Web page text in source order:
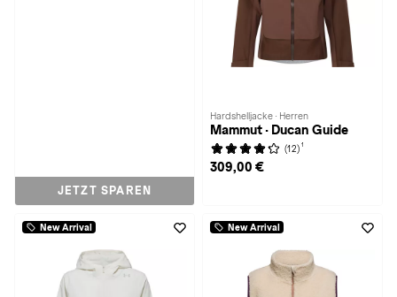
JETZT SPAREN
Hardshelljacke · Herren
Mammut · Ducan Guide
(12) 1
309,00 €
New Arrival New Arrival